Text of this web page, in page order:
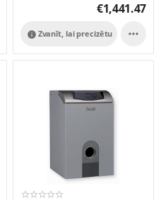
€1,441.47
Zvanīt, lai precizētu
 